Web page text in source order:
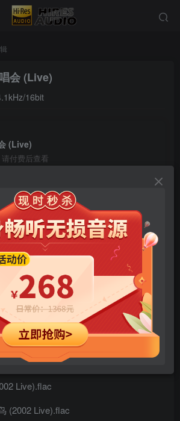
会 (Live)
16bit
(Live)
付费后查看
9.9 99
免费 永久会员
立即购买
前未登录！建议登陆后购买，可保存购买订单
Live).flac
Live).flac
Live).flac
(2002 Live).flac